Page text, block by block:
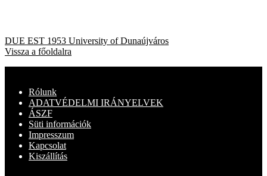
Bejegyzés
navigáció
Previous
post:
DUE EST 1953 University of Dunaújváros
Vissza a főoldalra
Rólunk
ADATVÉDELMI IRÁNYELVEK
ÁSZF
Süti információk
Impresszum
Kapcsolat
Kiszállítás